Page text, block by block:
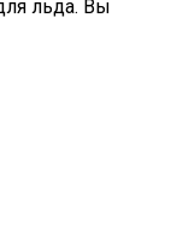
льда. Вы